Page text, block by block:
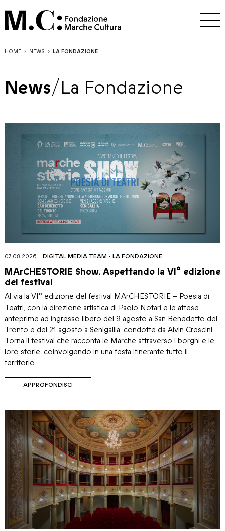
HOME NEWS LA FONDAZIONE
News/La Fondazione
07.08.2026 DIGITAL MEDIA TEAM - LA FONDAZIONE
MArCHESTORIE Show. Aspettando la VI° edizione
del festival
Al via la VI° edizione del festival MArCHESTORIE – Poesia di
Teatri, con la direzione artistica di Paolo Notari e le attese
anteprime ad ingresso libero del 9 agosto a San Benedetto del
Tronto e del 21 agosto a Senigallia, condotte da Alvin Crescini.
Torna il festival che racconta le Marche attraverso i borghi e le
loro storie, coinvolgendo in una festa itinerante tutto il
territorio.
APPROFONDISCI